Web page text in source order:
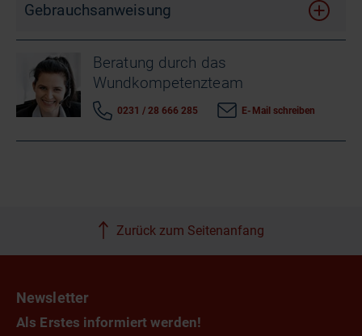
Gebrauchsanweisung
Beratung durch das
Wundkompetenzteam
0231 / 28 666 285 E-Mail schreiben
Zurück zum Seitenanfang
Newsletter
Als Erstes informiert werden!